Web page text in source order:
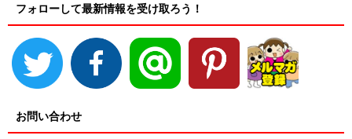
フォローして最新情報を受け取ろう！
お問い合わせ